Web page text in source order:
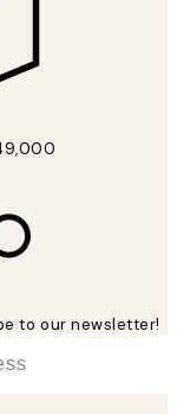
to our newsletter!